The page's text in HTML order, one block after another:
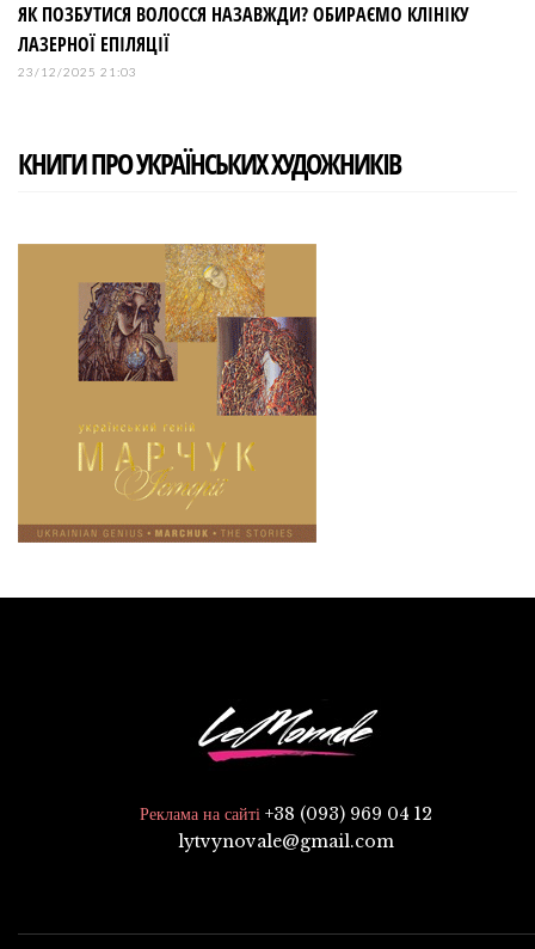
ЯК ПОЗБУТИСЯ ВОЛОССЯ НАЗАВЖДИ? ОБИРАЄМО КЛІНІКУ
ЛАЗЕРНОЇ ЕПІЛЯЦІЇ
23/12/2025 21:03
КНИГИ ПРО УКРАЇНСЬКИХ ХУДОЖНИКІВ
Реклама на сайті +38 (093) 969 04 12
lytvynovale@gmail.com